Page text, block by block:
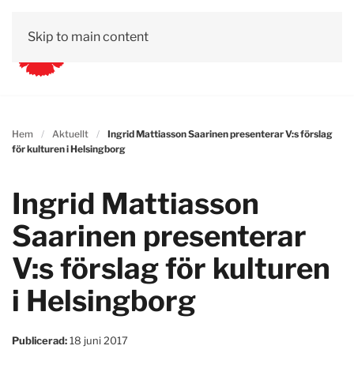
Skip to main content
Hem Aktuellt
Ingrid Mattiasson Saarinen presenterar V:s förslag
för kulturen i Helsingborg
Ingrid Mattiasson
Saarinen presenterar
V:s förslag för kulturen
i Helsingborg
Publicerad:18 juni 2017